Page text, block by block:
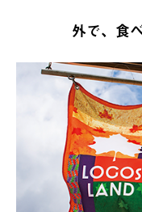
外で、食